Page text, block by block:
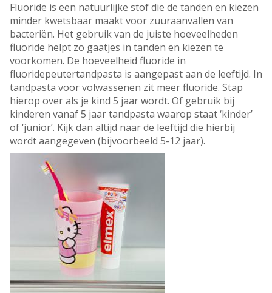
Fluoride is een natuurlijke stof die de tanden en kiezen
minder kwetsbaar maakt voor zuuraanvallen van
bacteriën. Het gebruik van de juiste hoeveelheden
fluoride helpt zo gaatjes in tanden en kiezen te
voorkomen. De hoeveelheid fluoride in
fluoridepeutertandpasta is aangepast aan de leeftijd. In
tandpasta voor volwassenen zit meer fluoride. Stap
hierop over als je kind 5 jaar wordt. Of gebruik bij
kinderen vanaf 5 jaar tandpasta waarop staat ‘kinder’
of ‘junior’. Kijk dan altijd naar de leeftijd die hierbij
wordt aangegeven (bijvoorbeeld 5-12 jaar).